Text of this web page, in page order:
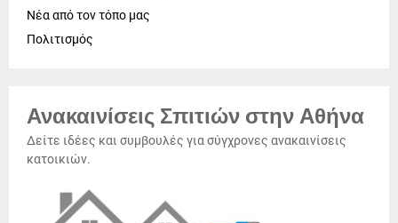
Νέα από τον τόπο μας
Πολιτισμός
Ανακαινίσεις Σπιτιών στην Αθήνα
Δείτε ιδέες και συμβουλές για σύγχρονες ανακαινίσεις
κατοικιών.